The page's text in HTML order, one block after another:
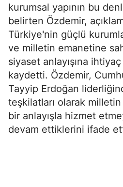
kurumsal yapının bu denli
belirten Özdemir,
Türkiye'nin güçlü
ve milletin emanetine
siyaset anlayışına
kaydetti. Özdemir,
Tayyip Erdoğan
teşkilatları olarak
bir anlayışla hizmet
devam ettiklerini ifade